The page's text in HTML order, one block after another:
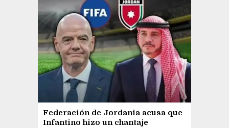
Federación de Jordania acusa que
Infantino hizo un chantaje